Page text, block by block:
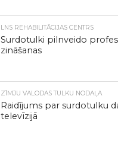
LNS REHABILITĀCIJAS CENTRS
Surdotulki pilnveido
zināšanas
ZĪMJU VALODAS TULKU NODAĻA
Raidījums par surdotulku
televīzijā